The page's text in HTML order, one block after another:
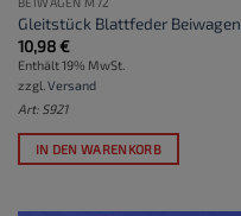
Gleitstück Blattfeder Beiwagen
10,98€
Enthält 19% MwSt.
zzgl. Versand
Art: S921
IN DEN WARENKORB